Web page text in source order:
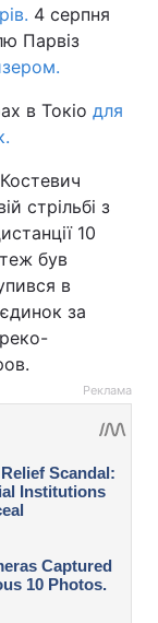
4 серпня
Парвіз
в Токіо для
стрільбі з
10
був
в
за
Реклама